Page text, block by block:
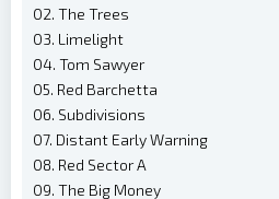
02. The Trees
03. Limelight
04. Tom Sawyer
05. Red Barchetta
06. Subdivisions
07. Distant Early Warning
08. Red Sector A
09. The Big Money